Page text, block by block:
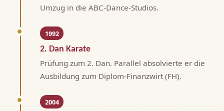
Umzug in die ABC-Dance-Studios.
1992
2. Dan Karate
Prüfung zum 2. Dan. Parallel absolvierte er die
Ausbildung zum Diplom-Finanzwirt (FH).
2004